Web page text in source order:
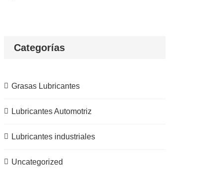
Categorías
Grasas Lubricantes
Lubricantes Automotriz
Lubricantes industriales
Uncategorized